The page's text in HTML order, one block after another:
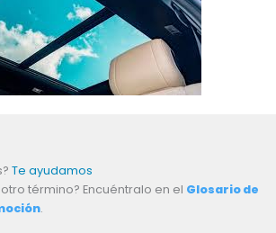
Te ayudamos
término? Encuéntralo en el Glosario de
.